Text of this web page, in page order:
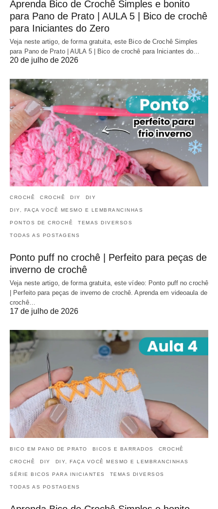
Aprenda Bico de Crochê Simples e bonito
para Pano de Prato | AULA 5 | Bico de crochê
para Iniciantes do Zero
Veja neste artigo, de forma gratuita, este Bico de Crochê Simples
para Pano de Prato | AULA 5 | Bico de crochê para Iniciantes do…
20 de julho de 2026
CROCHÊ CROCHÊ DIY DIY
DIY, FAÇA VOCÊ MESMO E LEMBRANCINHAS
PONTOS DE CROCHÊ TEMAS DIVERSOS
TODAS AS POSTAGENS
Ponto puff no crochê | Perfeito para peças de
inverno de crochê
Veja neste artigo, de forma gratuita, este vídeo: Ponto puff no crochê
| Perfeito para peças de inverno de crochê. Aprenda em videoaula de
crochê…
17 de julho de 2026
BICO EM PANO DE PRATO BICOS E BARRADOS CROCHÊ
CROCHÊ DIY DIY, FAÇA VOCÊ MESMO E LEMBRANCINHAS
SÉRIE BICOS PARA INICIANTES TEMAS DIVERSOS
TODAS AS POSTAGENS